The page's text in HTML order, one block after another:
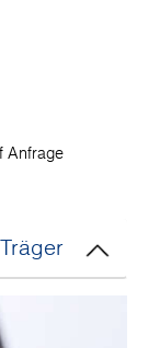
Anfrage